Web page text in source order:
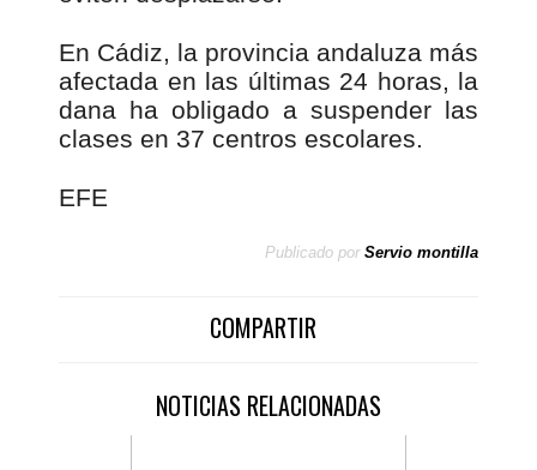
En Cádiz, la provincia andaluza más
afectada en las últimas 24 horas, la
dana ha obligado a suspender las
clases en 37 centros escolares.
EFE
Publicado por Servio montilla
COMPARTIR
NOTICIAS RELACIONADAS